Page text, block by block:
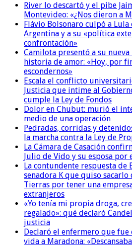
River lo descartó y el pibe
Montevideo: «¿Nos dieron a
Flávio Bolsonaro culpó a
Argentina y a su «política
confrontación»
Camilota presentó a su nueva
historia de amor: «Hoy, por
escondernos»
Escala el conflicto
Justicia que intime al
cumple la Ley de Fondos
Dolor en Chubut: murió el
medio de una operación
Pedradas, corridas y
la marcha contra la Ley de
La Cámara de Casación
Julio de Vido y su esposa
La contundente respuesta de
senadora K que quiso sacarlo
Tierras por tener una
extranjeros
«Yo tenía mi propia droga,
regalado»: qué declaró
justicia
Declaró el enfermero que
vida a Maradona: